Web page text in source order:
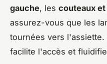
gauche, les couteaux
assurez-vous que les
tournées vers
facilite l'accès et